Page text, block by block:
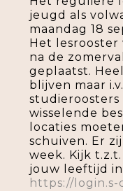
jeugd als
maandag 18
Het
na de
geplaatst.
blijven maar
studieroosters
wisselende
locaties
schuiven. Er
week. Kijk
jouw leeftijd in
https://